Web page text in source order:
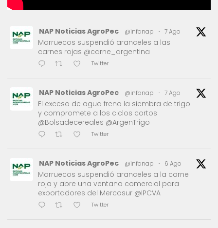
NAP Noticias AgroPec @infonap · 7 Ago
Marruecos suspendió aranceles a las
carnes rojas @carne_argentina
Twitter
NAP Noticias AgroPec @infonap · 7 Ago
El exceso de agua frena la siembra de trigo
y compromete a los ciclos cortos
@Bolsadecereales @ArgenTrigo
Twitter
NAP Noticias AgroPec @infonap · 6 Ago
Marruecos suspendió aranceles a la carne
roja y abre una ventana comercial para
exportadores del Mercosur @IPCVA
Twitter